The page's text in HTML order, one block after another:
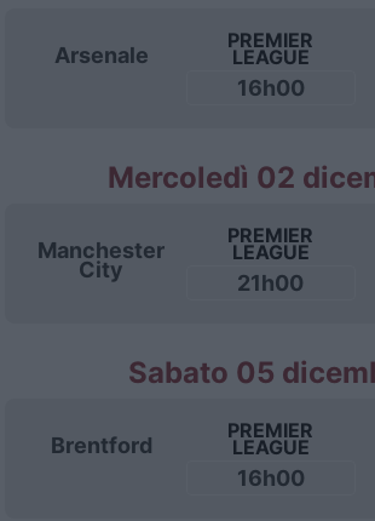
Arsenale
PREMIER
LEAGUE
16h00
Mercoledì 02
Manchester
City
PREMIER
LEAGUE
21h00
Sabato 05
Brentford
PREMIER
LEAGUE
16h00